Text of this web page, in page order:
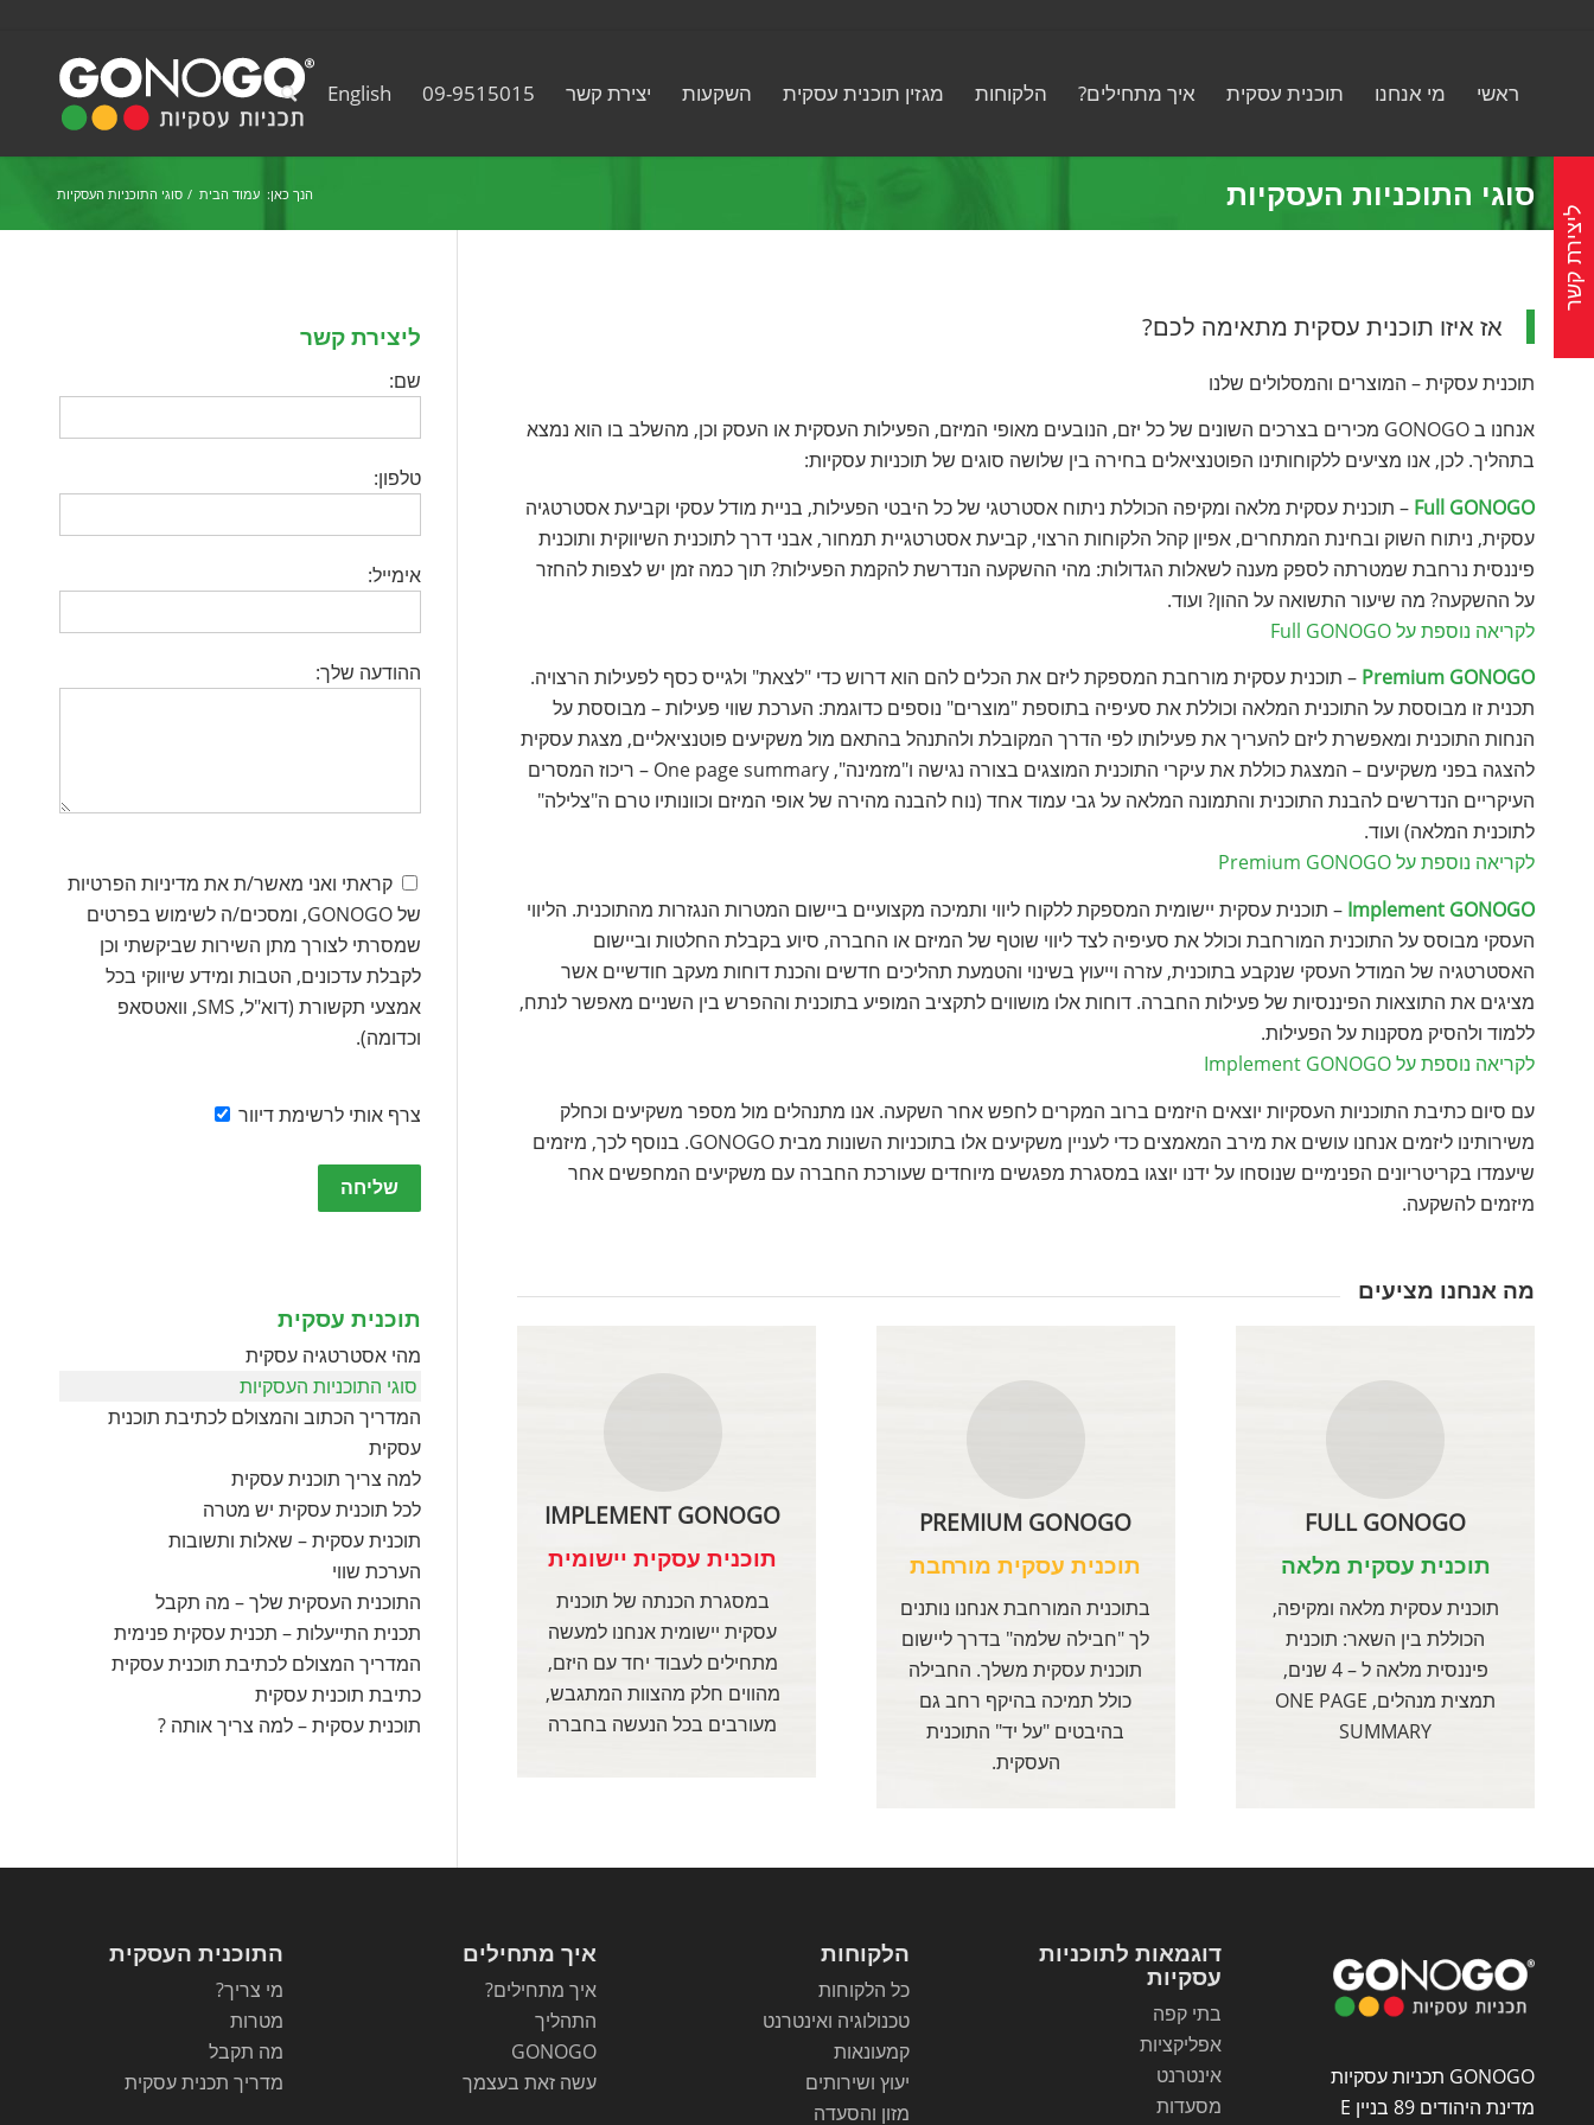
ראשי מי אנחנו תוכנית עסקית איך מתחילים? הלקוחות מגזין תוכנית עסקית השקעות יצירת קשר 09-9515015
English
סוגי התוכניות העסקיות הנך כאן: עמוד הבית / סוגי התוכניות העסקיות
אז איזו תוכנית עסקית מתאימה לכם?
תוכנית עסקית – המוצרים והמסלולים שלנו
אנחנו ב GONOGO מכירים בצרכים השונים של כל יזם, הנובעים מאופי המיזם, הפעילות העסקית או העסק וכן, מהשלב בו הוא נמצא
בתהליך. לכן, אנו מציעים ללקוחותינו הפוטנציאלים בחירה בין שלושה סוגים של תוכניות עסקיות:
Full GONOGO – תוכנית עסקית מלאה ומקיפה הכוללת ניתוח אסטרטגי של כל היבטי הפעילות, בניית מודל עסקי וקביעת אסטרטגיה
עסקית, ניתוח השוק ובחינת המתחרים, אפיון קהל הלקוחות הרצוי, קביעת אסטרטגיית תמחור, אבני דרך לתוכנית השיווקית ותוכנית
פיננסית נרחבת שמטרתה לספק מענה לשאלות הגדולות: מהי ההשקעה הנדרשת להקמת הפעילות? תוך כמה זמן יש לצפות להחזר
על ההשקעה? מה שיעור התשואה על ההון? ועוד.
לקריאה נוספת על Full GONOGO
Premium GONOGO – תוכנית עסקית מורחבת המספקת ליזם את הכלים להם הוא דרוש כדי "לצאת" ולגייס כסף לפעילות הרצויה.
תכנית זו מבוססת על התוכנית המלאה וכוללת את סעיפיה בתוספת "מוצרים" נוספים כדוגמת: הערכת שווי פעילות – מבוססת על
הנחות התוכנית ומאפשרת ליזם להעריך את פעילותו לפי הדרך המקובלת ולהתנהל בהתאם מול משקיעים פוטנציאליים, מצגת עסקית
להצגה בפני משקיעים – המצגת כוללת את עיקרי התוכנית המוצגים בצורה נגישה ו"מזמינה", One page summary – ריכוז המסרים
העיקריים הנדרשים להבנת התוכנית והתמונה המלאה על גבי עמוד אחד (נוח להבנה מהירה של אופי המיזם וכוונותיו טרם ה"צלילה"
לתוכנית המלאה) ועוד.
לקריאה נוספת על Premium GONOGO
Implement GONOGO – תוכנית עסקית יישומית המספקת ללקוח ליווי ותמיכה מקצועיים ביישום המטרות הנגזרות מהתוכנית. הליווי
העסקי מבוסס על התוכנית המורחבת וכולל את סעיפיה לצד ליווי שוטף של המיזם או החברה, סיוע בקבלת החלטות וביישום
האסטרטגיה של המודל העסקי שנקבע בתוכנית, עזרה וייעוץ בשינוי והטמעת תהליכים חדשים והכנת דוחות מעקב חודשיים אשר
מציגים את התוצאות הפיננסיות של פעילות החברה. דוחות אלו מושווים לתקציב המופיע בתוכנית וההפרש בין השניים מאפשר לנתח,
ללמוד ולהסיק מסקנות על הפעילות.
לקריאה נוספת על Implement GONOGO
עם סיום כתיבת התוכניות העסקיות יוצאים היזמים ברוב המקרים לחפש אחר השקעה. אנו מתנהלים מול מספר משקיעים וכחלק
משירותינו ליזמים אנחנו עושים את מירב המאמצים כדי לעניין משקיעים אלו בתוכניות השונות מבית GONOGO. בנוסף לכך, מיזמים
שיעמדו בקריטריונים הפנימיים שנוסחו על ידנו יוצגו במסגרת מפגשים מיוחדים שעורכת החברה עם משקיעים המחפשים אחר
מיזמים להשקעה.
מה אנחנו מציעים
FULL GONOGO
תוכנית עסקית מלאה
תוכנית עסקית מלאה ומקיפה,
הכוללת בין השאר: תוכנית
פיננסית מלאה ל – 4 שנים,
תמצית מנהלים, ONE PAGE
SUMMARY
PREMIUM GONOGO
תוכנית עסקית מורחבת
בתוכנית המורחבת אנחנו נותנים
לך "חבילה שלמה" בדרך ליישום
תוכנית עסקית משלך. החבילה
כולל תמיכה בהיקף רחב גם
בהיבטים "על יד" התוכנית
העסקית.
IMPLEMENT GONOGO
תוכנית עסקית יישומית
במסגרת הכנתה של תוכנית
עסקית יישומית אנחנו למעשה
מתחילים לעבוד יחד עם היזם,
מהווים חלק מהצוות המתגבש,
מעורבים בכל הנעשה בחברה
ליצירת קשר
שם:
טלפון:
אימייל:
ההודעה שלך:
קראתי ואני מאשר/ת את מדיניות הפרטיות
של GONOGO, ומסכים/ה לשימוש בפרטים
שמסרתי לצורך מתן השירות שביקשתי וכן
לקבלת עדכונים, הטבות ומידע שיווקי בכל
אמצעי תקשורת (דוא"ל, SMS, וואטסאפ
וכדומה).
צרף אותי לרשימת דיוור
Please
leave
תוכנית עסקית
מהי אסטרטגיה עסקית
סוגי התוכניות העסקיות
המדריך הכתוב והמצולם לכתיבת תוכנית
עסקית
למה צריך תוכנית עסקית
לכל תוכנית עסקית יש מטרה
תוכנית עסקית – שאלות ותשובות
הערכת שווי
התוכנית העסקית שלך – מה תקבל
תכנית התייעלות – תכנית עסקית פנימית
המדריך המצולם לכתיבת תוכנית עסקית
כתיבת תוכנית עסקית
תוכנית עסקית – למה צריך אותה ?
GONOGO תכניות עסקיות
מדינת היהודים 89 בניין E
דוגמאות לתוכניות
עסקיות
בתי קפה
אפליקציות
אינטרנט
מסעדות
הלקוחות
כל הלקוחות
טכנולוגיה ואינטרנט
קמעונאות
יעוץ ושירותים
מזון והסעדה
איך מתחילים
איך מתחילים?
התהליך
GONOGO
עשה זאת בעצמך
התוכנית העסקית
מי צריך?
מטרות
מה תקבל
מדריך תכנית עסקית
ליצירת קשר